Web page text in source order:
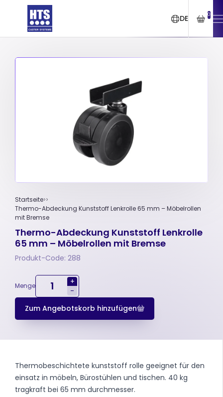
DE 0
Startseite
Thermo-Abdeckung Kunststoff Lenkrolle 65 mm – Möbelrollen
mit Bremse
Thermo-Abdeckung Kunststoff Lenkrolle
65 mm – Möbelrollen mit Bremse
Produkt-Code: 288
Menge
+
-
Zum Angebotskorb hinzufügen
Thermobeschichtete kunststoff rolle geeignet für den
einsatz in möbeln, Bürostühlen und tischen. 40 kg
tragkraft bei 65 mm durchmesser.